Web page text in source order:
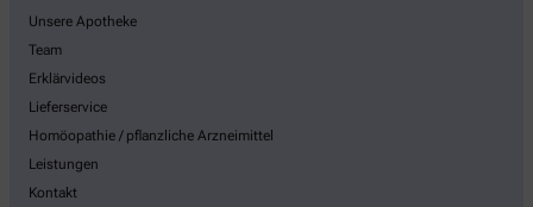
Unsere Apotheke
Team
Erklärvideos
Lieferservice
Homöopathie / pflanzliche Arzneimittel
Leistungen
Kontakt